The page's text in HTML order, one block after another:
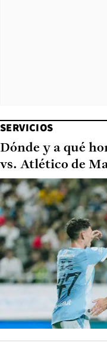
SERVICIOS
Dónde y a qué
vs. Atlético de